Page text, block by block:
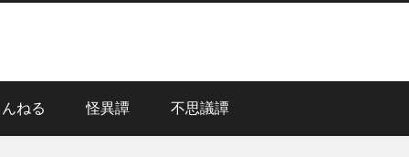
ねる 怪異譚 不思議譚